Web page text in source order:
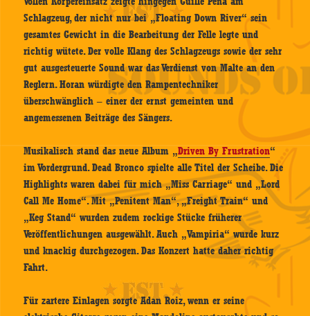
Schlagzeug, der nicht nur bei „Floating Down River“ sein
gesamtes Gewicht in die Bearbeitung der Felle legte und
richtig wütete. Der volle Klang des Schlagzeugs sowie der sehr
gut ausgesteuerte Sound war das Verdienst von Malte an den
Reglern. Horan würdigte den Rampentechniker
überschwänglich – einer der ernst gemeinten und
angemessenen Beiträge des Sängers.
Musikalisch stand das neue Album „Driven By Frustration“
im Vordergrund. Dead Bronco spielte alle Titel der Scheibe. Die
Highlights waren dabei für mich „Miss Carriage“ und „Lord
Call Me Home“. Mit „Penitent Man“, „Freight Train“ und
„Keg Stand“ wurden zudem rockige Stücke früherer
Veröffentlichungen ausgewählt. Auch „Vampiria“ wurde kurz
und knackig durchgezogen. Das Konzert hatte daher richtig
Fahrt.
Für zartere Einlagen sorgte Adan Roiz, wenn er seine